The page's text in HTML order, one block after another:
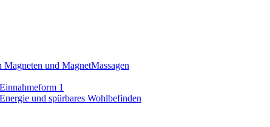
und MagnetMassagen
1
und spürbares Wohlbefinden